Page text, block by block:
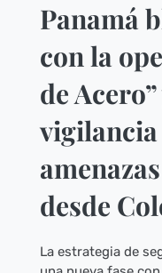
Panamá
con la
de
desde
La estrategia de